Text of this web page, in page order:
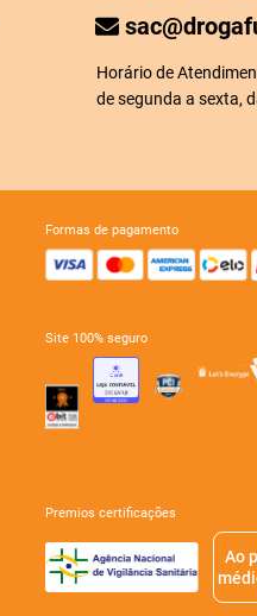
Horário de
de segunda a sexta,
formas de pagamento
site 100% seguro
premios certificações
Ao